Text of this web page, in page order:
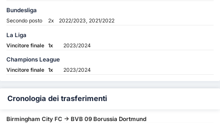
Bundesliga
Secondo posto 2x 2022/2023, 2021/2022
La Liga
Vincitore finale 1x 2023/2024
Champions League
Vincitore finale 1x 2023/2024
Cronologia dei trasferimenti
Birmingham City FC -> BVB 09 Borussia Dortmund